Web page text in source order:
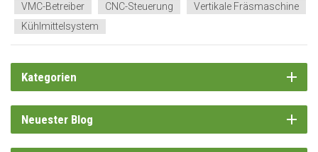
VMC-Betreiber
CNC-Steuerung
Vertikale Fräsmaschine
Kühlmittelsystem
Kategorien
Neuester Blog